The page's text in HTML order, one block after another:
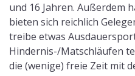
und 16 Jahren. Außerdem
bieten sich reichlich
treibe etwas
Hindernis-/Matschläufen
die (wenige) freie Zeit mit